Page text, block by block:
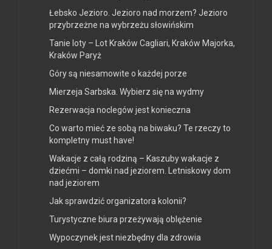
Łebsko Jezioro. Jezioro nad morzem? Jezioro
przybrzeżne na wybrzeżu słowińskim
Tanie loty – Lot Kraków Cagliari, Kraków Majorka,
Kraków Paryż
Góry są niesamowite o każdej porze
Mierzeja Sarbska. Wybierz się na wydmy
Rezerwacja noclegów jest konieczna
Co warto mieć ze sobą na biwaku? Te rzeczy to
kompletny must have!
Wakacje z całą rodziną – Kaszuby wakacje z
dziećmi – domki nad jeziorem. Letniskowy dom
nad jeziorem
Jak sprawdzić organizatora kolonii?
Turystyczne biura przeżywają oblężenie
Wypoczynek jest niezbędny dla zdrowia